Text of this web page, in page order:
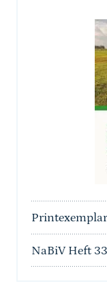
Printexemplar
NaBiV Heft 33